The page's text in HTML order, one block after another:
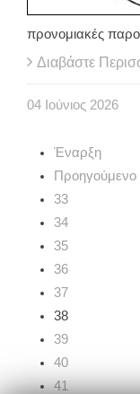
προνομιακές
Διαβάστε
04 Ιούνιος 2026
Έναρξη
Προηγούμενο
33
34
35
36
37
38
39
40
41